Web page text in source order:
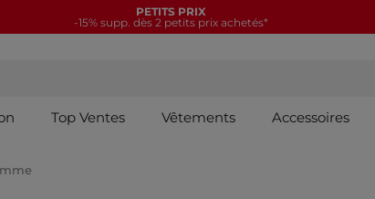
Top Ventes Vêtements Accessoires